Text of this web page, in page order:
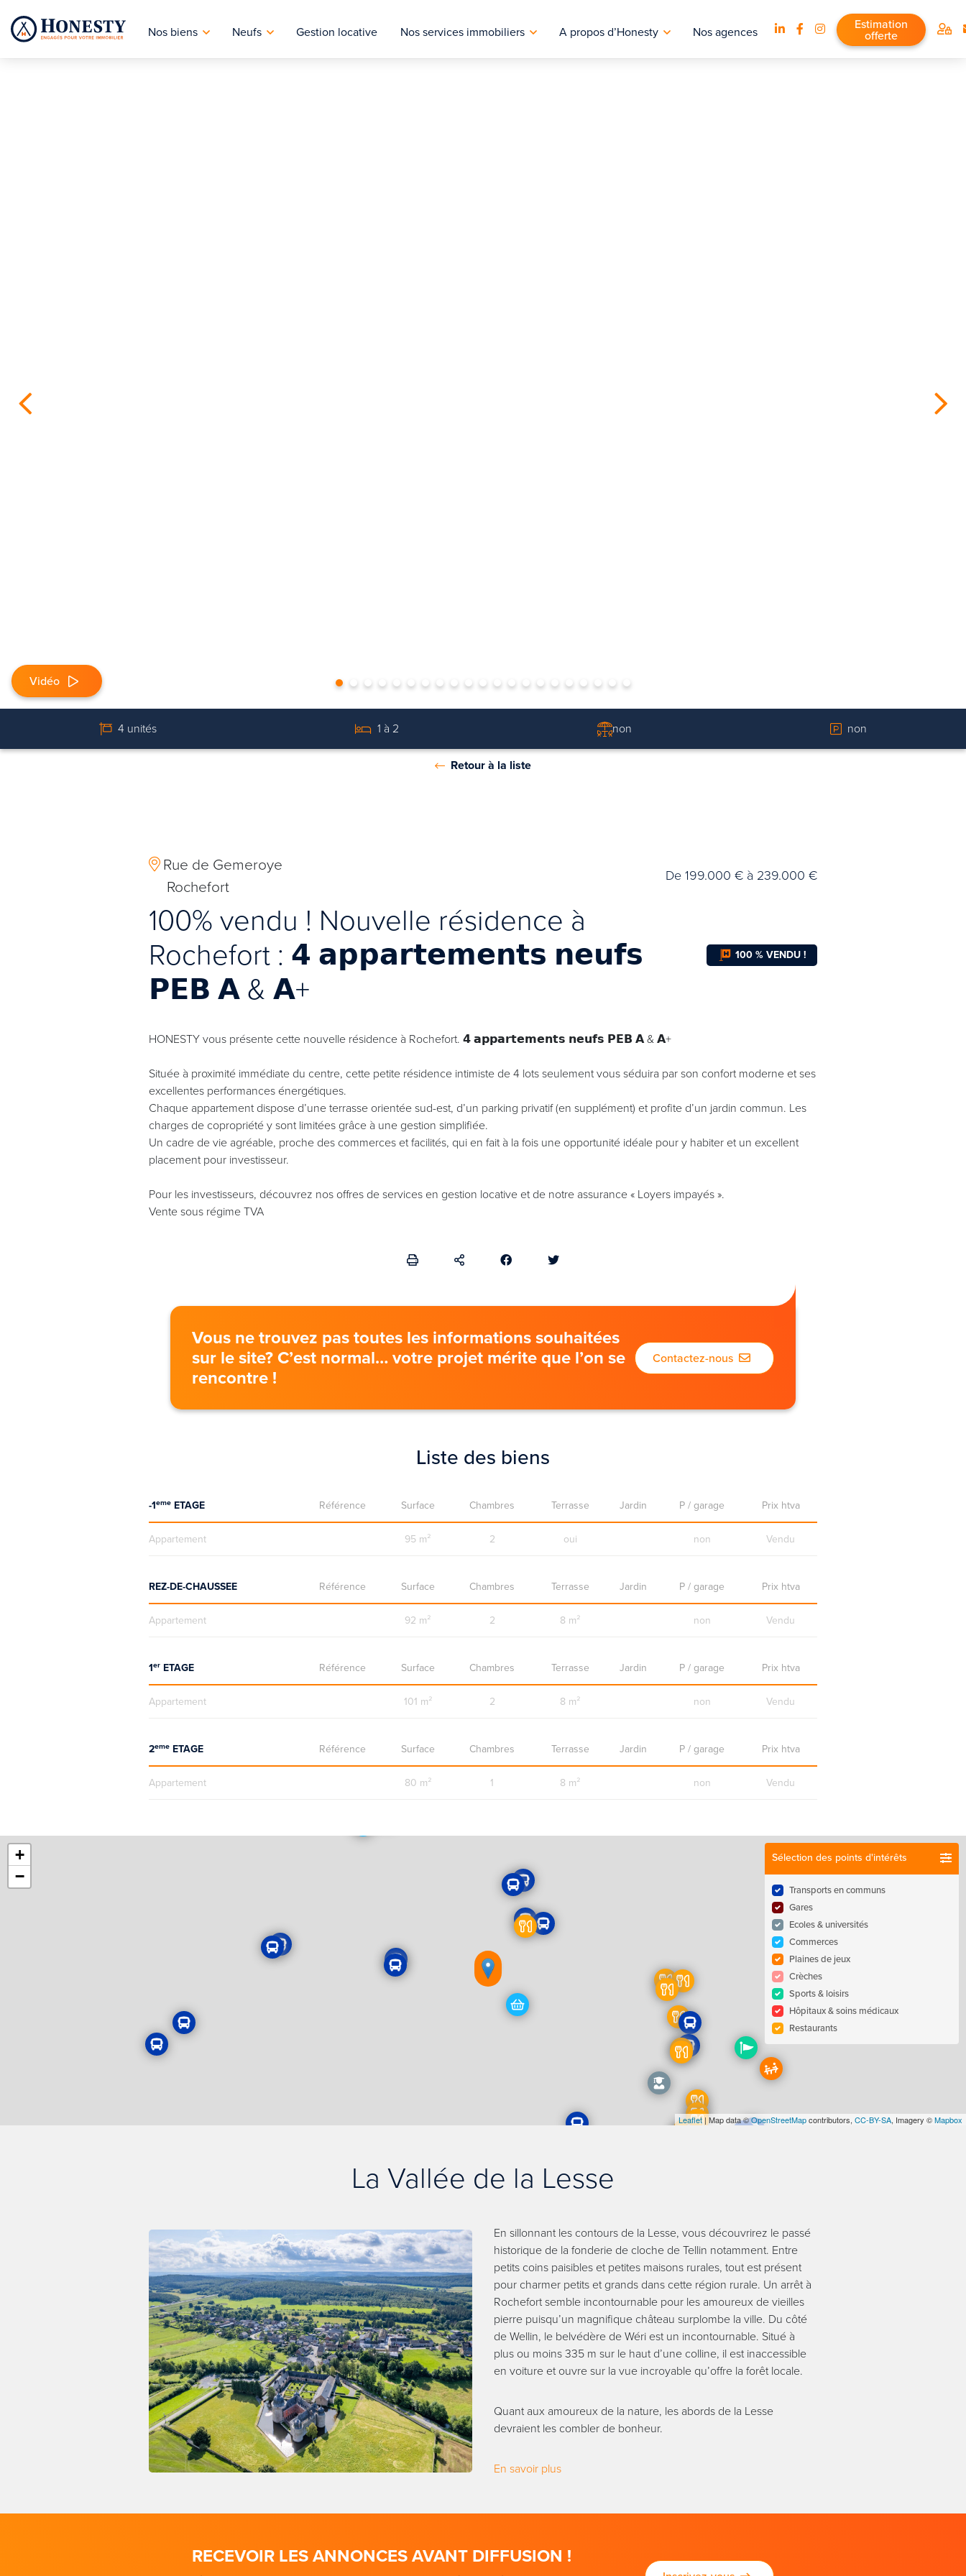
Nos biens Neufs Gestion locative Nos services immobiliers A propos d’Honesty Nos agences Estimation
offerte
Vidéo
4 unités 1 à 2 non non
Retour à la liste
Rue de Gemeroye
Rochefort
De 199.000 € à 239.000 €
100% vendu ! Nouvelle résidence à
Rochefort : 𝟰 𝗮𝗽𝗽𝗮𝗿𝘁𝗲𝗺𝗲𝗻𝘁𝘀 𝗻𝗲𝘂𝗳𝘀
𝗣𝗘𝗕 𝗔 & 𝗔+
100 % VENDU !
HONESTY vous présente cette nouvelle résidence à Rochefort. 𝟰 𝗮𝗽𝗽𝗮𝗿𝘁𝗲𝗺𝗲𝗻𝘁𝘀 𝗻𝗲𝘂𝗳𝘀 𝗣𝗘𝗕 𝗔 & 𝗔+
Située à proximité immédiate du centre, cette petite résidence intimiste de 4 lots seulement vous séduira par son confort moderne et ses
excellentes performances énergétiques.
Chaque appartement dispose d’une terrasse orientée sud-est, d’un parking privatif (en supplément) et profite d’un jardin commun. Les
charges de copropriété y sont limitées grâce à une gestion simplifiée.
Un cadre de vie agréable, proche des commerces et facilités, qui en fait à la fois une opportunité idéale pour y habiter et un excellent
placement pour investisseur.
Pour les investisseurs, découvrez nos offres de services en gestion locative et de notre assurance « Loyers impayés ».
Vente sous régime TVA
Vous ne trouvez pas toutes les informations souhaitées
sur le site? C’est normal… votre projet mérite que l’on se
rencontre !
Contactez-nous
Liste des biens
-1eme ETAGE Référence Surface Chambres Terrasse Jardin P / garage Prix htva
Appartement 95 m² 2 oui non Vendu
REZ-DE-CHAUSSEE Référence Surface Chambres Terrasse Jardin P / garage Prix htva
Appartement 92 m² 2 8 m² non Vendu
1er ETAGE Référence Surface Chambres Terrasse Jardin P / garage Prix htva
Appartement 101 m² 2 8 m² non Vendu
2eme ETAGE Référence Surface Chambres Terrasse Jardin P / garage Prix htva
Appartement 80 m² 1 8 m² non Vendu
Sélection des points d'intérêts
Transports en communs
Gares
Ecoles & universités
Commerces
Plaines de jeux
Crèches
Sports & loisirs
Hôpitaux & soins médicaux
Restaurants
+
−
Leaflet | Map data ©OpenStreetMapcontributors, CC-BY-SA, Imagery ©Mapbox
La Vallée de la Lesse
En sillonnant les contours de la Lesse, vous découvrirez le passé
historique de la fonderie de cloche de Tellin notamment. Entre
petits coins paisibles et petites maisons rurales, tout est présent
pour charmer petits et grands dans cette région rurale. Un arrêt à
Rochefort semble incontournable pour les amoureux de vieilles
pierre puisqu’un magnifique château surplombe la ville. Du côté
de Wellin, le belvédère de Wéri est un incontournable. Situé à
plus ou moins 335 m sur le haut d’une colline, il est inaccessible
en voiture et ouvre sur la vue incroyable qu’offre la forêt locale.
Quant aux amoureux de la nature, les abords de la Lesse
devraient les combler de bonheur.
En savoir plus
RECEVOIR LES ANNONCES AVANT DIFFUSION !